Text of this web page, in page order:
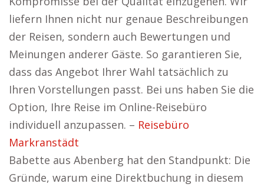
liefern Ihnen nicht nur genaue Beschreibungen
der Reisen, sondern auch Bewertungen und
Meinungen anderer Gäste. So garantieren Sie,
dass das Angebot Ihrer Wahl tatsächlich zu
Ihren Vorstellungen passt. Bei uns haben Sie die
Option, Ihre Reise im Online-Reisebüro
individuell anzupassen. – Reisebüro
Markranstädt
Babette aus Abenberg hat den Standpunkt: Die
Gründe, warum eine Direktbuchung in diesem